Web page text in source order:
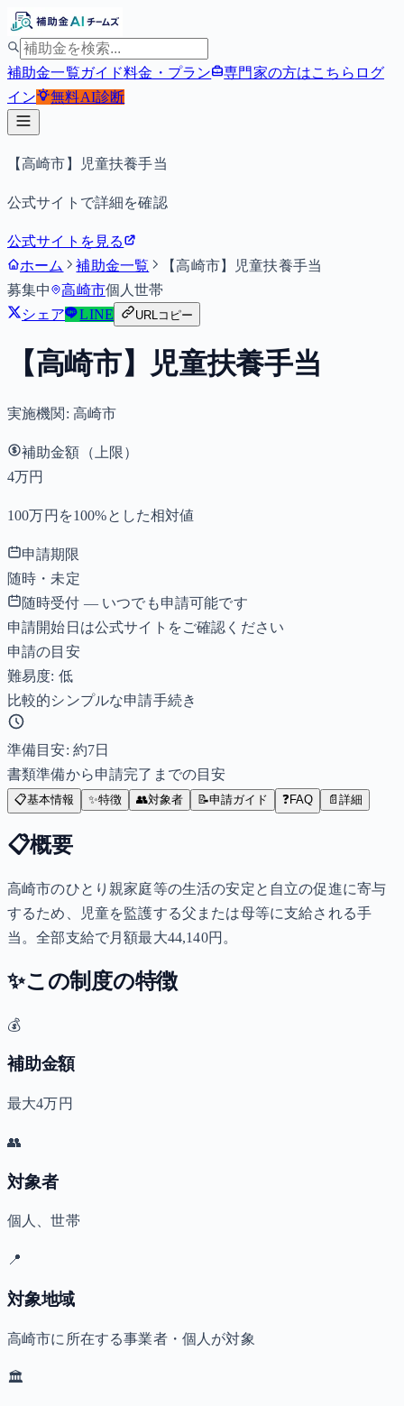
補助金一覧ガイド料金・プラン 専門家の方はこちら ログ
イン
無料AI診断
【高崎市】児童扶養手当
公式サイトで詳細を確認
公式サイトを見る
ホーム
補助金一覧
【高崎市】児童扶養手当
募集中
高崎市個人世帯
シェア
LINE URLコピー
【高崎市】児童扶養手当
実施機関: 高崎市
補助金額（上限）
4万円
100万円を100%とした相対値
申請期限
随時・未定
随時受付 — いつでも申請可能です
申請開始日は公式サイトをご確認ください
申請の目安
難易度: 低
比較的シンプルな申請手続き
準備目安: 約7日
書類準備から申請完了までの目安
📋基本情報 ✨特徴 👥対象者 📝申請ガイド ❓FAQ 📄 詳細
📋概要
高崎市のひとり親家庭等の生活の安定と自立の促進に寄与
するため、児童を監護する父または母等に支給される手
当。全部支給で月額最大44,140円。
✨この制度の特徴
💰
補助金額
最大4万円
👥
対象者
個人、世帯
📍
対象地域
高崎市に所在する事業者・個人が対象
🏛️